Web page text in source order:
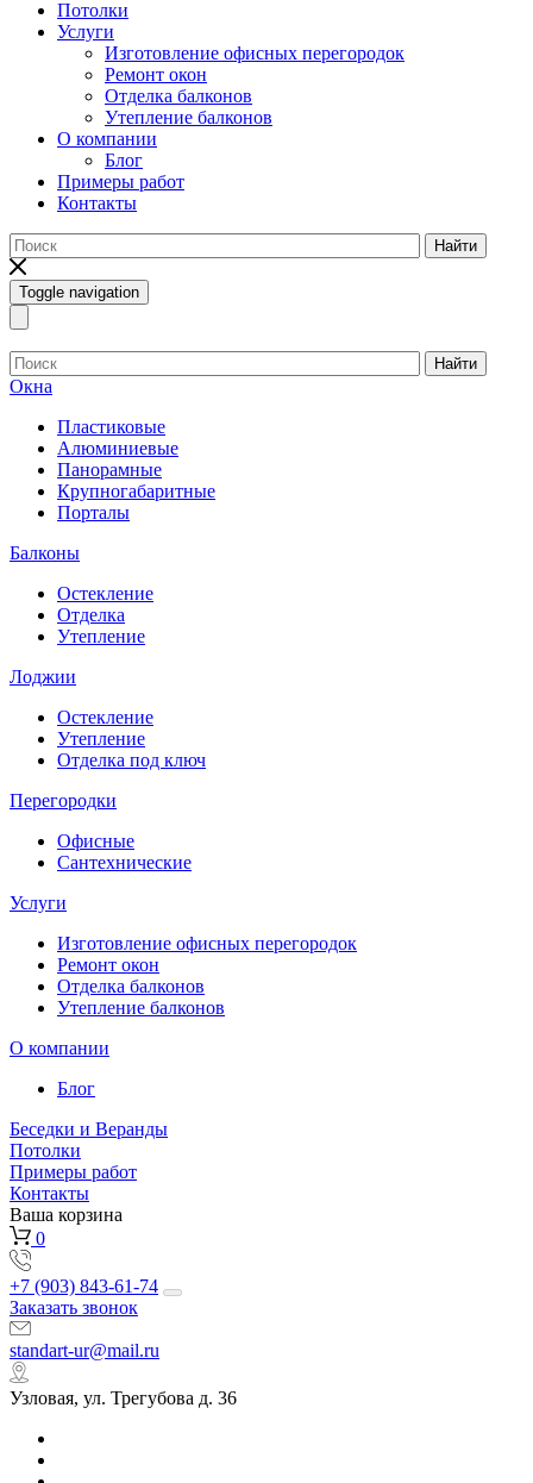
Потолки
Услуги
Изготовление офисных перегородок
Ремонт окон
Отделка балконов
Утепление балконов
О компании
Блог
Примеры работ
Контакты
Найти
Toggle navigation
Найти
Окна
Пластиковые
Алюминиевые
Панорамные
Крупногабаритные
Порталы
Балконы
Остекление
Отделка
Утепление
Лоджии
Остекление
Утепление
Отделка под ключ
Перегородки
Офисные
Сантехнические
Услуги
Изготовление офисных перегородок
Ремонт окон
Отделка балконов
Утепление балконов
О компании
Блог
Беседки и Веранды
Потолки
Примеры работ
Контакты
Ваша корзина
0
+7 (903) 843-61-74
Заказать звонок
standart-ur@mail.ru
Узловая, ул. Трегубова д. 36